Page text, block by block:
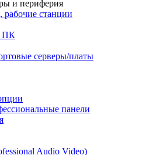
и периферия
станции
ПК
серверы/платы
панели
Audio Video)